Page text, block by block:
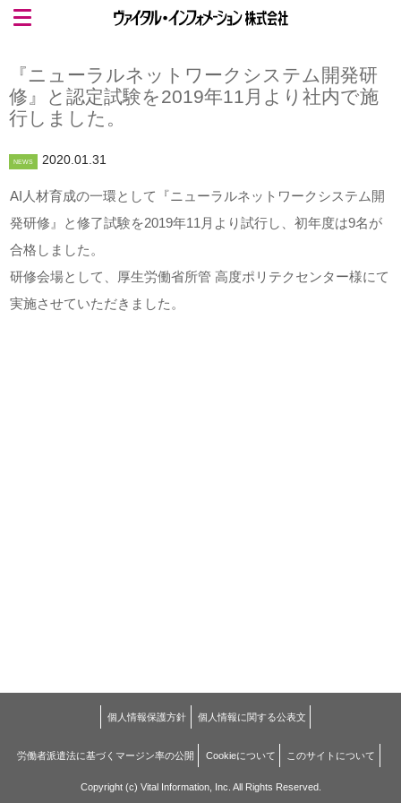
『ニューラルネットワークシステム開発研
修』と認定試験を2019年11月より社内で施
行しました。
NEWS 2020.01.31
AI人材育成の一環として『ニューラルネットワークシステム開
発研修』と修了試験を2019年11月より試行し、初年度は9名が
合格しました。
研修会場として、厚生労働省所管 高度ポリテクセンター様にて
実施させていただきました。
個人情報保護方針 個人情報に関する公表文
労働者派遣法に基づくマージン率の公開 Cookieについて このサイトについて
Copyright (c) Vital Information, Inc. All Rights Reserved.